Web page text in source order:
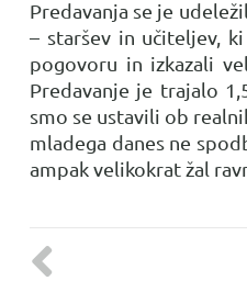
Predavanja se je
– staršev in učiteljev,
pogovoru in izkazali
Predavanje je trajalo
smo se ustavili ob
mladega danes ne
ampak velikokrat žal